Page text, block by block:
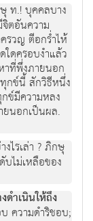
กษุ ท.! บุคคลบาง
จิตอันความ
รวญ ตีอกร่ำไห
ดครอบงําแลว
าที่พึ่งภายนอก
ทุกขนี้ สักวิธีหนึ่ง
ขมีความหลง
นอกเปนผล.
างไรเลา ? ภิกษุ
ไมเหลือของ
ดําเนินใหถึง
บ ความดําริชอบ;